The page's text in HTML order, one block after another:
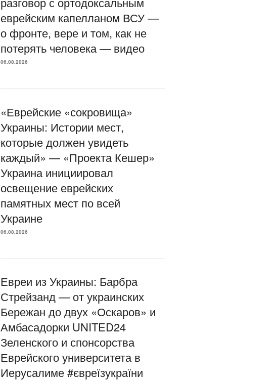
еврейским капелланом ВСУ —
о фронте, вере и том, как не
потерять человека — видео
06.08.2026
«Еврейские «сокровища»
Украины: Истории мест,
которые должен увидеть
каждый» — «Проекта Кешер»
Украина инициировал
освещение еврейских
памятных мест по всей
Украине
06.08.2026
Евреи из Украины: Барбра
Стрейзанд — от украинских
Бережан до двух «Оскаров» и
Амбасадорки UNITED24
Зеленского и спонсорства
Еврейского университета в
Иерусалиме #євреїзукраїни